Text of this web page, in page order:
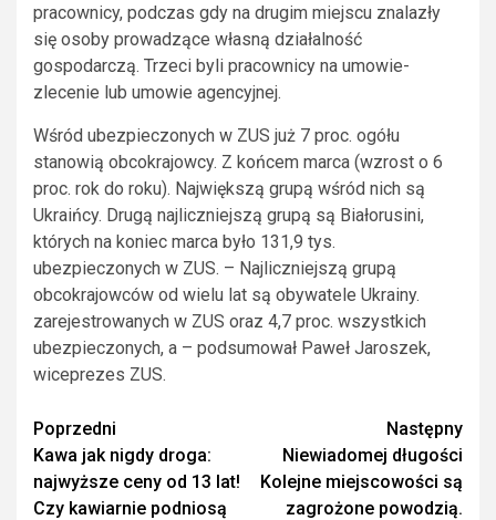
pracownicy, podczas gdy na drugim miejscu znalazły
się osoby prowadzące własną działalność
gospodarczą. Trzeci byli pracownicy na umowie-
zlecenie lub umowie agencyjnej.
Wśród ubezpieczonych w ZUS już 7 proc. ogółu
stanowią obcokrajowcy. Z końcem marca (wzrost o 6
proc. rok do roku). Największą grupą wśród nich są
Ukraińcy. Drugą najliczniejszą grupą są Białorusini,
których na koniec marca było 131,9 tys.
ubezpieczonych w ZUS. – Najliczniejszą grupą
obcokrajowców od wielu lat są obywatele Ukrainy.
zarejestrowanych w ZUS oraz 4,7 proc. wszystkich
ubezpieczonych, a – podsumował Paweł Jaroszek,
wiceprezes ZUS.
Zobacz
wpisy
Poprzedni
Kawa jak nigdy droga:
najwyższe ceny od 13 lat!
Czy kawiarnie podniosą
Następny
Niewiadomej długości
Kolejne miejscowości są
zagrożone powodzią.